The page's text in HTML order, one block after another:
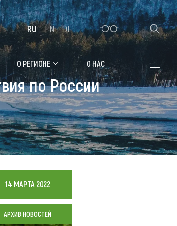
Алтайская зимовка
Где остановиться
Санатории
Гостиницы, отели
Коттеджи, базы
Сельские усадьбы
Мотели, придорожные отели
О РЕГИОНЕ О НАС
RU EN DE
по России
14 МАРТА 2022
АРХИВ НОВОСТЕЙ